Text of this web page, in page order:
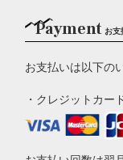
Payment お支
お支払いは以下の
・クレジットカー